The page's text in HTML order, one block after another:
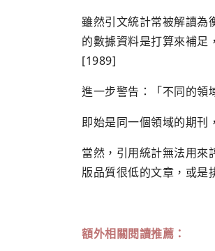
雖然引文統計常被解讀為
的數據資料是打算來補足
[1989]
進一步警告：「不同的領
即始是同一個領域的期刊
當然，引用統計無法用來
版品質很低的文章，或是
額外相關閱讀推薦：